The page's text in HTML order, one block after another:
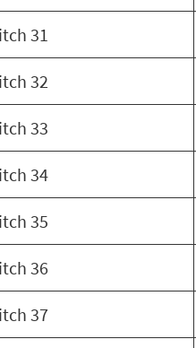
31
32
33
34
35
36
37